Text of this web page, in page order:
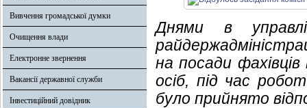
Вивчення громадської думки
Очищення влади
Електронне звернення
Вакансії державної служби
Інвестиційний довідник
Днями в
на посади фахівців
осіб, під час
було прийнято